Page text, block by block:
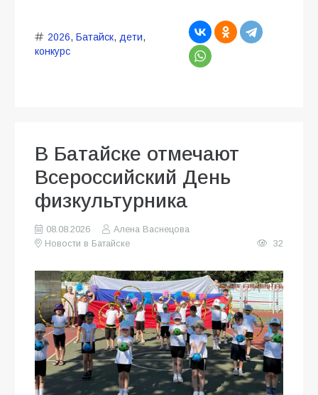
2026, Батайск, дети,
конкурс
В Батайске отмечают
Всероссийский День
физкультурника
08.08.2026
Алена Васнецова
Новости в Батайске
32